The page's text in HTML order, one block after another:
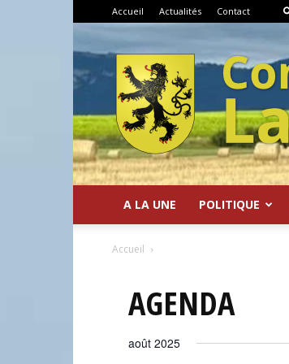
Accueil Actualités Contact
A LA UNE POLITIQUE
Accueil
AGENDA
août 2025